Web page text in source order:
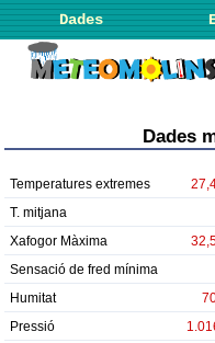
Dades
Dades
Temperatures extremes
T. mitjana
Xafogor Màxima
Sensació de fred mínima
Humitat
Pressió